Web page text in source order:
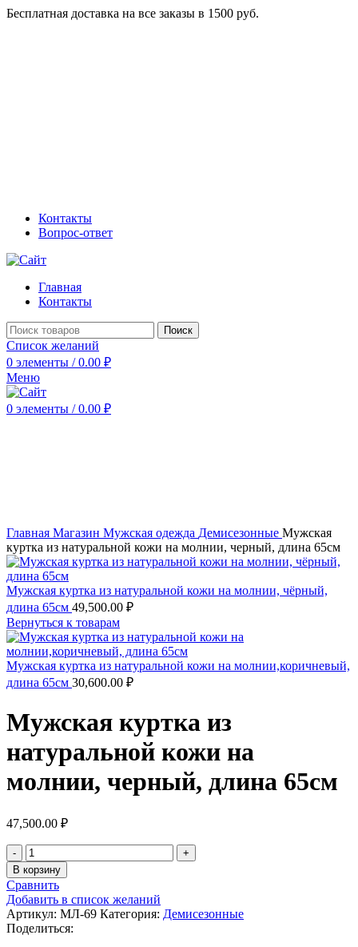
Бесплатная доставка на все заказы в 1500 руб.
Контакты
Вопрос-ответ
Главная
Контакты
Поиск
Список желаний
0 элементы / 0.00 ₽
Меню
0 элементы / 0.00 ₽
Главная Магазин Мужская одежда Демисезонные Мужская
куртка из натуральной кожи на молнии, черный, длина 65см
Мужская куртка из натуральной кожи на молнии, чёрный,
длина 65см 49,500.00 ₽
Вернуться к товарам
Мужская куртка из натуральной кожи на молнии,коричневый,
длина 65см 30,600.00 ₽
Мужская куртка из
натуральной кожи на
молнии, черный, длина 65см
47,500.00 ₽
В корзину
Сравнить
Добавить в список желаний
Артикул: МЛ-69 Категория: Демисезонные
Поделиться: